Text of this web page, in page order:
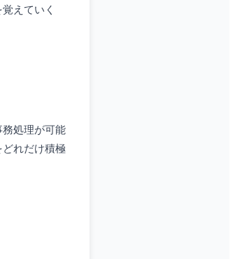
えていく
処理が可能
れだけ積極